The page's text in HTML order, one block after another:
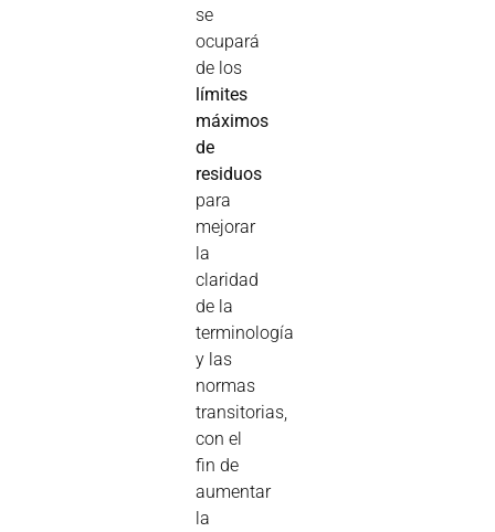
se
ocupará
de los
límites
máximos
de
residuos
para
mejorar
la
claridad
de la
terminología
y las
normas
transitorias,
con el
fin de
aumentar
la